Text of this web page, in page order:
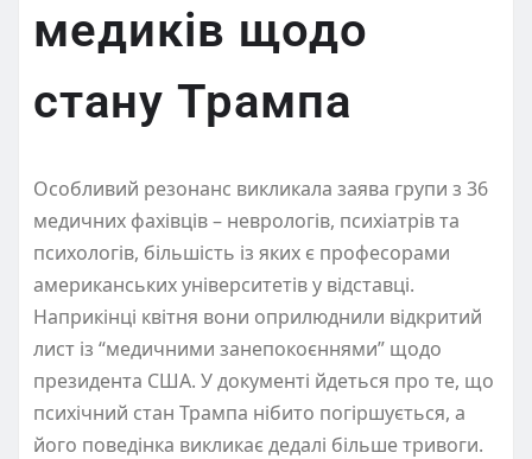
медиків щодо
стану Трампа
Особливий резонанс викликала заява групи з 36
медичних фахівців – неврологів, психіатрів та
психологів, більшість із яких є професорами
американських університетів у відставці.
Наприкінці квітня вони оприлюднили відкритий
лист із “медичними занепокоєннями” щодо
президента США. У документі йдеться про те, що
психічний стан Трампа нібито погіршується, а
його поведінка викликає дедалі більше тривоги.